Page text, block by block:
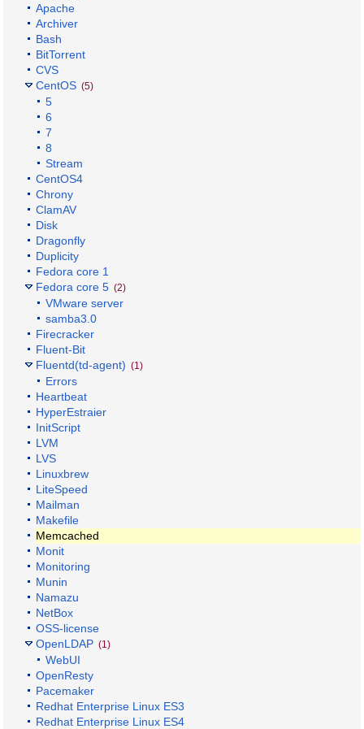
Apache
Archiver
Bash
BitTorrent
CVS
CentOS (5)
5
6
7
8
Stream
CentOS4
Chrony
ClamAV
Disk
Dragonfly
Duplicity
Fedora core 1
Fedora core 5 (2)
VMware server
samba3.0
Firecracker
Fluent-Bit
Fluentd(td-agent) (1)
Errors
Heartbeat
HyperEstraier
InitScript
LVM
LVS
Linuxbrew
LiteSpeed
Mailman
Makefile
Memcached
Monit
Monitoring
Munin
Namazu
NetBox
OSS-license
OpenLDAP (1)
WebUI
OpenResty
Pacemaker
Redhat Enterprise Linux ES3
Redhat Enterprise Linux ES4